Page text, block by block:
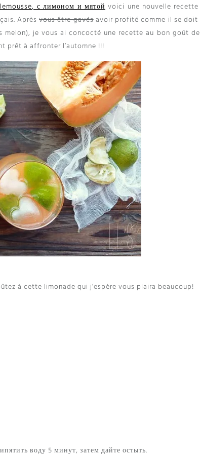
, с лимоном и мятой voici une nouvelle
. Après vous être gavésavoir profité comme il se doit
melon),je vous ai concocté une recette au bon goût de
prêt à affronter l’automne !!!
à cette limonade qui j’espère vous plaira beaucoup!
воду 5 минут, затем дайте остыть.